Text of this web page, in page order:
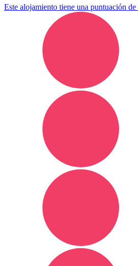
Este alojamiento tiene una puntuación